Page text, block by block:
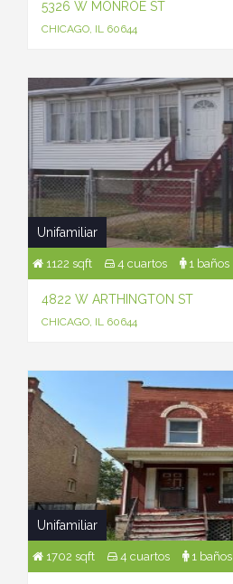
5326 W MONROE ST
CHICAGO, IL 60644
Unifamiliar
1122 sqft 4 cuartos 1 baños
4822 W ARTHINGTON ST
CHICAGO, IL 60644
Unifamiliar
1702 sqft 4 cuartos 1 baños